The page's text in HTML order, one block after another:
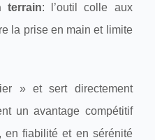
terrain: l’outil colle aux
la prise en main et limite
» et sert directement
un avantage compétitif
en fiabilité et en sérénité